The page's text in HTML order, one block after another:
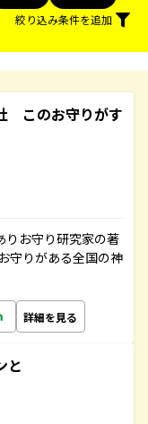
絞り込み条件を追加
このお守りがす
りお守り研究家の著
守りがある全国の神
詳細を見る
と